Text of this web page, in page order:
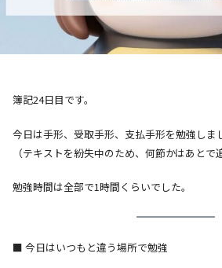
簿記24日目です。
今日は手形、受取手形、支払手形を勉強しま
（テキストを紛失中のため、何節かはあとで
勉強時間は全部で1時間くらいでした。
■ 今日はいつもと違う場所で勉強